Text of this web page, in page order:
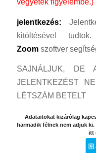
jelentkezés:
kitöltésével
Zoomszoftver
SAJNÁLJUK, DE
JELENTKEZÉST
LÉTSZÁM BETELT
Adataitokat kizárólag
harmadik félnek nem adjuk
itt